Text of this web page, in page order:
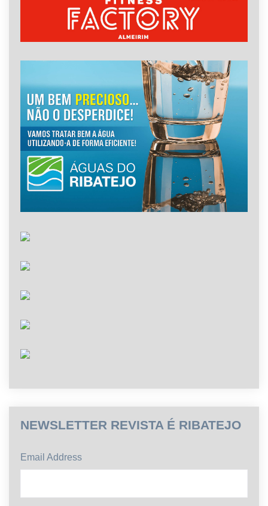
NEWSLETTER REVISTA É RIBATEJO
Email Address